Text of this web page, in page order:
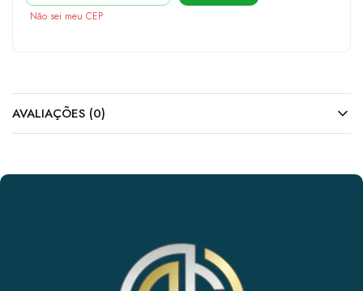
Não sei meu CEP
AVALIAÇÕES (0)